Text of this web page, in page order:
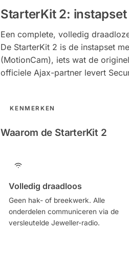
StarterKit 2:
Een complete, volledig
De StarterKit 2 is de instapset
(MotionCam), iets wat de
officiele Ajax-partner levert
KENMERKEN
Waarom de StarterKit 2
Volledig draadloos
Geen hak- of breekwerk. Alle
onderdelen communiceren via de
versleutelde Jeweller-radio.